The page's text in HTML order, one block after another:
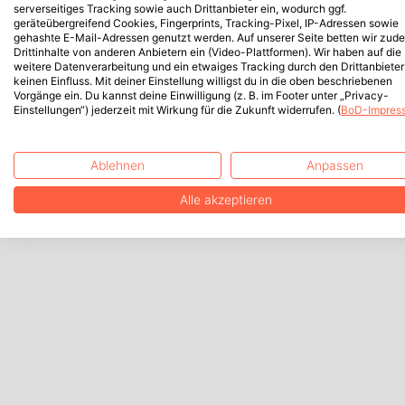
serverseitiges Tracking sowie auch Drittanbieter ein, wodurch ggf.
geräteübergreifend Cookies, Fingerprints, Tracking-Pixel, IP-Adressen sowie
gehashte E-Mail-Adressen genutzt werden. Auf unserer Seite betten wir
Drittinhalte von anderen Anbietern ein (Video-Plattformen). Wir haben auf die
weitere Datenverarbeitung und ein etwaiges Tracking durch den Drittanbieter
keinen Einfluss. Mit deiner Einstellung willigst du in die oben beschriebenen
Vorgänge ein. Du kannst deine Einwilligung (z. B. im Footer unter „Privacy-
Einstellungen“) jederzeit mit Wirkung für die Zukunft widerrufen. (BoD-
Ablehnen Anpassen
Alle akzeptieren